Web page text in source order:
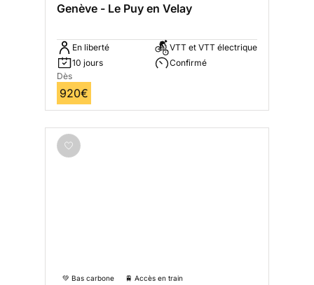
Genève - Le Puy en Velay
En liberté
10 jours
VTT et VTT électrique
Confirmé
Dès
920€
💚 Bas carbone 🚆 Accès en train